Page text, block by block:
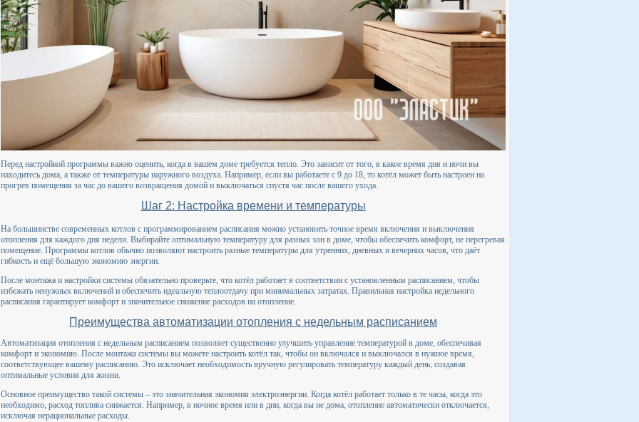
Перед настройкой программы важно оценить, когда в вашем доме требуется тепло. Это зависит от того, в какое время дня и ночи вы
находитесь дома, а также от температуры наружного воздуха. Например, если вы работаете с 9 до 18, то котёл может быть настроен на
прогрев помещения за час до вашего возвращения домой и выключаться спустя час после вашего ухода.
Шаг 2: Настройка времени и температуры
На большинстве современных котлов с программированием расписания можно установить точное время включения и выключения
отопления для каждого дня недели. Выбирайте оптимальную температуру для разных зон в доме, чтобы обеспечить комфорт, не перегревая
помещение. Программы котлов обычно позволяют настроить разные температуры для утренних, дневных и вечерних часов, что даёт
гибкость и ещё большую экономию энергии.
После монтажа и настройки системы обязательно проверьте, что котёл работает в соответствии с установленным расписанием, чтобы
избежать ненужных включений и обеспечить идеальную теплоотдачу при минимальных затратах. Правильная настройка недельного
расписания гарантирует комфорт и значительное снижение расходов на отопление.
Преимущества автоматизации отопления с недельным расписанием
Автоматизация отопления с недельным расписанием позволяет существенно улучшить управление температурой в доме, обеспечивая
комфорт и экономию. После монтажа системы вы можете настроить котёл так, чтобы он включался и выключался в нужное время,
соответствующее вашему расписанию. Это исключает необходимость вручную регулировать температуру каждый день, создавая
оптимальные условия для жизни.
Основное преимущество такой системы – это значительная экономия электроэнергии. Когда котёл работает только в те часы, когда это
необходимо, расход топлива снижается. Например, в ночное время или в дни, когда вы не дома, отопление автоматически отключается,
исключая нерациональные расходы.